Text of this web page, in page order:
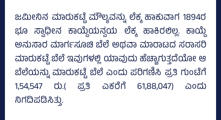
ಜಮೀನಿನ ಮಾರುಕಟ್ಟೆ ಮೌಲ್ಯವನ್ನು ಲೆಕ್ಕ ಹಾಕುವಾಗ 1894ರ
ಭೂ ಸ್ವಾಧೀನ ಕಾಯ್ದೆಯನ್ವಯ ಲೆಕ್ಕ ಹಾಕಿರಲಿಲ್ಲ. ಕಾಯ್ದೆ
ಅನುಸಾರ ಮಾರ್ಗಸೂಚಿ ಬೆಲೆ ಅಥವಾ ಮಾರಾಟದ ಸರಾಸರಿ
ಮಾರುಕಟ್ಟೆ ಬೆಲೆ ಇವುಗಳಲ್ಲಿ ಯಾವುದು ಹೆಚ್ಚಾಗುತ್ತದೆಯೋ ಆ
ಬೆಲೆಯನ್ನು ಮಾರುಕಟ್ಟೆ ಬೆಲೆ ಎಂದು ಪರಿಗಣಿಸಿ ಪ್ರತಿ ಗುಂಟೆಗೆ
1,54,547 ರು.( ಪ್ರತಿ ಎಕರೆಗೆ 61,88,047) ಎಂದು
ನಿಗದಿಪಡಿಸಿತ್ತು.